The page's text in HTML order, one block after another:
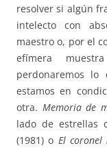
resolver si algún
intelecto con
maestro o, por el
efímera
perdonaremos
estamos en
otra. Memoria de
lado de estrellas
(1981) o El